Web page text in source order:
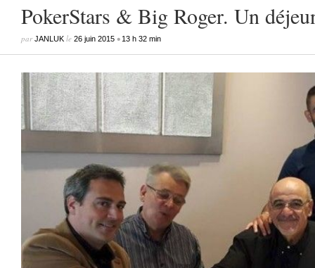
PokerStars & Big Roger. Un
parJANLUK le 26 juin 2015 • 13 h 32 min